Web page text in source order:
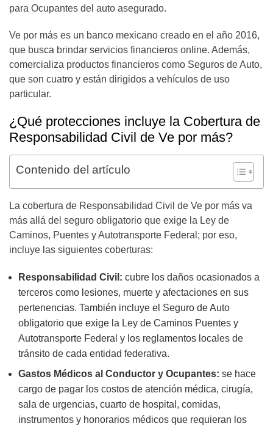
para Ocupantes del auto asegurado.
Ve por más es un banco mexicano creado en el año 2016,
que busca brindar servicios financieros online. Además,
comercializa productos financieros como Seguros de Auto,
que son cuatro y están dirigidos a vehículos de uso
particular.
¿Qué protecciones incluye la Cobertura de
Responsabilidad Civil de Ve por más?
Contenido del artículo
La cobertura de Responsabilidad Civil de Ve por más va
más allá del seguro obligatorio que exige la Ley de
Caminos, Puentes y Autotransporte Federal; por eso,
incluye las siguientes coberturas:
Responsabilidad Civil: cubre los daños ocasionados a
terceros como lesiones, muerte y afectaciones en sus
pertenencias. También incluye el Seguro de Auto
obligatorio que exige la Ley de Caminos Puentes y
Autotransporte Federal y los reglamentos locales de
tránsito de cada entidad federativa.
Gastos Médicos al Conductor y Ocupantes: se hace
cargo de pagar los costos de atención médica, cirugía,
sala de urgencias, cuarto de hospital, comidas,
instrumentos y honorarios médicos que requieran los